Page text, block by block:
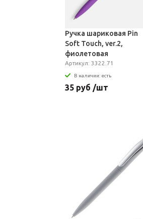
Ручка шариковая Pin
Soft Touch, ver.2,
фиолетовая
Артикул: 3322.71
В наличии: есть
35 руб /шт